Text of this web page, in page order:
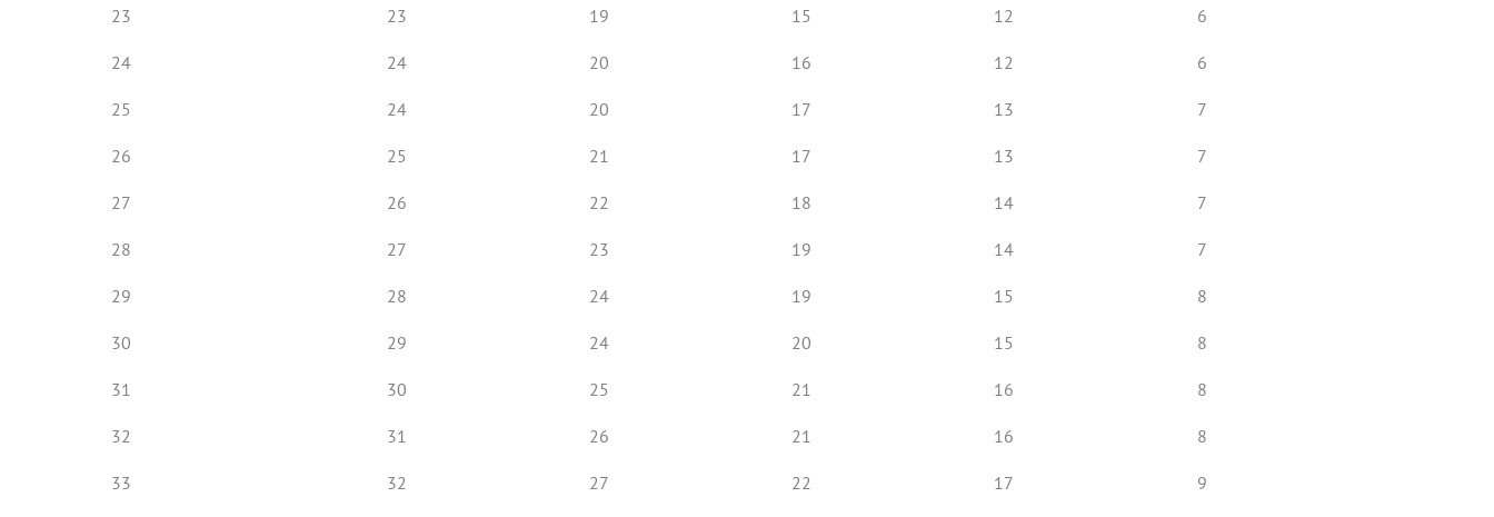
23 23 19 15 12 6
24 24 20 16 12 6
25 24 20 17 13 7
26 25 21 17 13 7
27 26 22 18 14 7
28 27 23 19 14 7
29 28 24 19 15 8
30 29 24 20 15 8
31 30 25 21 16 8
32 31 26 21 16 8
33 32 27 22 17 9